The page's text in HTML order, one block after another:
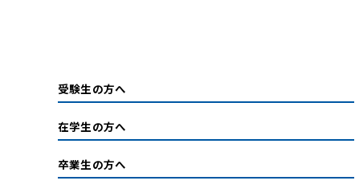
受験生の方へ
在学生の方へ
卒業生の方へ